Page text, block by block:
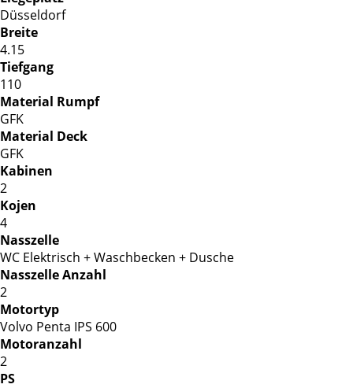
Düsseldorf
Breite
4.15
Tiefgang
110
Material Rumpf
GFK
Material Deck
GFK
Kabinen
2
Kojen
4
Nasszelle
WC Elektrisch + Waschbecken + Dusche
Nasszelle Anzahl
2
Motortyp
Volvo Penta IPS 600
Motoranzahl
2
PS